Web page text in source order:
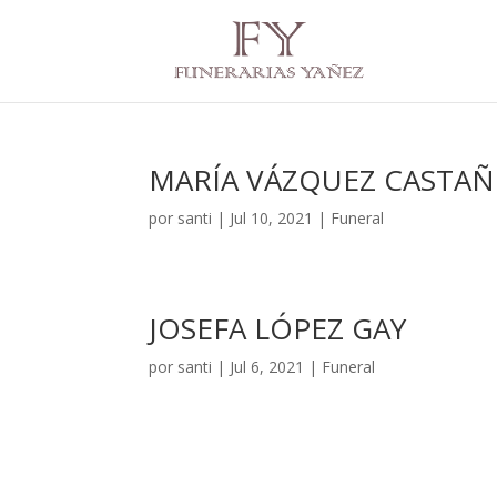
MARÍA VÁZQUEZ
por santi | Jul 10, 2021 | Funeral
JOSEFA LÓPEZ GAY
por santi | Jul 6, 2021 | Funeral